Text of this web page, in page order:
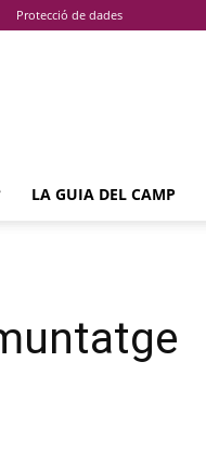
Protecció de dades
LA GUIA DEL CAMP